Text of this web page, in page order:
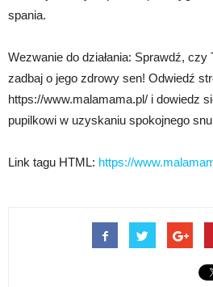
spania.
Wezwanie do działania: Sprawdź, czy
zadbaj o jego zdrowy sen! Odwiedź
https://www.malamama.pl/ i dowiedz
pupilkowi w uzyskaniu spokojnego
Link tagu HTML: https://